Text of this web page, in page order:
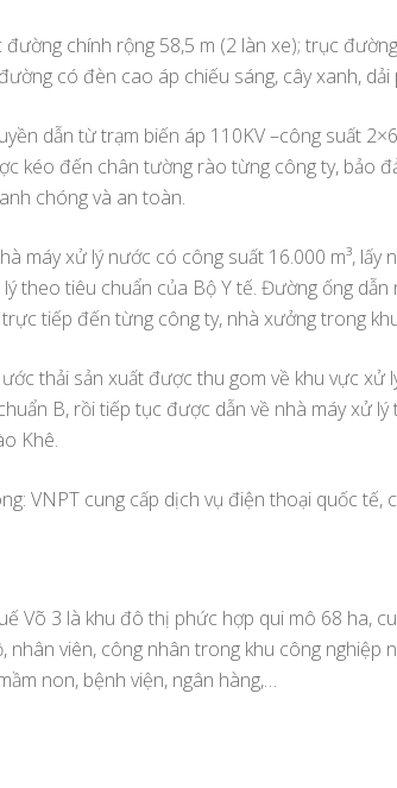
chính rộng 58,5 m (2 làn xe); trục
có đèn cao áp chiếu sáng, cây xanh,
dẫn từ trạm biến áp 110KV –công suất
kéo đến chân tường rào từng công ty, bảo
chóng và an toàn.
máy xử lý nước có công suất 16.000 m³,
theo tiêu chuẩn của Bộ Y tế. Đường ống
tiếp đến từng công ty, nhà xưởng trong
thải sản xuất được thu gom về khu vực xử
B, rồi tiếp tục được dẫn về nhà máy xử
Khê.
VNPT cung cấp dịch vụ điện thoại quốc
Võ 3 là khu đô thị phức hợp qui mô 68 ha,
nhân viên, công nhân trong khu công nghiệp
non, bệnh viện, ngân hàng,…